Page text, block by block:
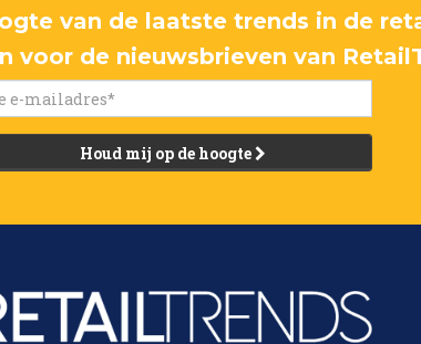
van de laatste trends in de
voor de nieuwsbrieven van
Houd mij op de hoogte